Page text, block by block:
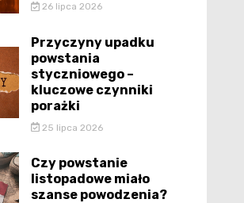
26 lipca 2026
Przyczyny upadku
powstania
styczniowego –
kluczowe czynniki
porażki
25 lipca 2026
Czy powstanie
listopadowe miało
szanse powodzenia?